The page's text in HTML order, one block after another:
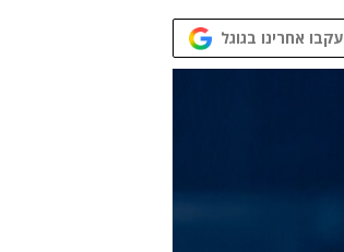
עקבו אחרינו בגוגל